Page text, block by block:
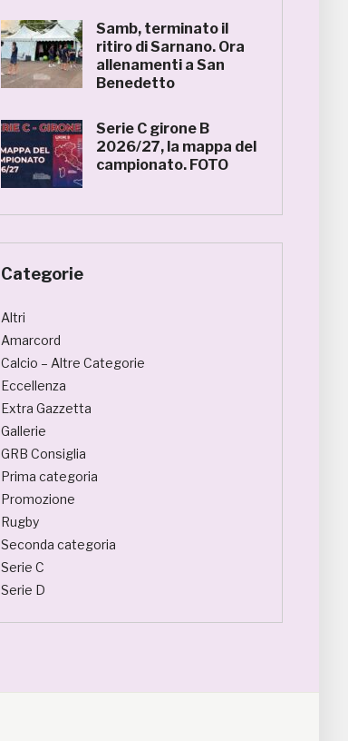
Samb, terminato il
ritiro di Sarnano. Ora
allenamenti a San
Benedetto
Serie C girone B
2026/27, la mappa del
campionato. FOTO
Categorie
Altri
Amarcord
Calcio – Altre Categorie
Eccellenza
Extra Gazzetta
Gallerie
GRB Consiglia
Prima categoria
Promozione
Rugby
Seconda categoria
Serie C
Serie D